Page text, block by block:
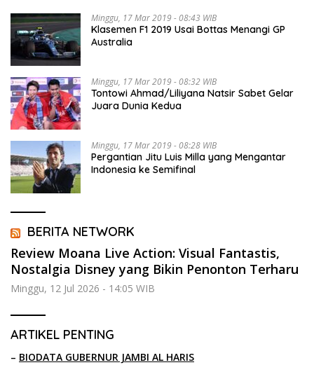
Minggu, 17 Mar 2019 - 08:43 WIB
Klasemen F1 2019 Usai Bottas Menangi GP
Australia
Minggu, 17 Mar 2019 - 08:32 WIB
Tontowi Ahmad/Liliyana Natsir Sabet Gelar
Juara Dunia Kedua
Minggu, 17 Mar 2019 - 08:28 WIB
Pergantian Jitu Luis Milla yang Mengantar
Indonesia ke Semifinal
BERITA NETWORK
Review Moana Live Action: Visual Fantastis,
Nostalgia Disney yang Bikin Penonton Terharu
Minggu, 12 Jul 2026 - 14:05 WIB
ARTIKEL PENTING
– BIODATA GUBERNUR JAMBI AL HARIS